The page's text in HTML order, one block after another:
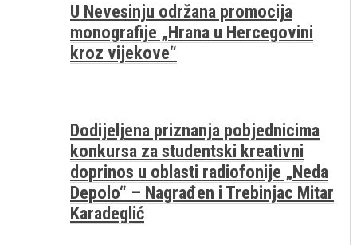
U Nevesinju održana promocija
monografije „Hrana u Hercegovini
kroz vijekove“
Dodijeljena priznanja pobjednicima
konkursa za studentski kreativni
doprinos u oblasti radiofonije „Neda
Depolo“ – Nagrađen i Trebinjac Mitar
Karadeglić